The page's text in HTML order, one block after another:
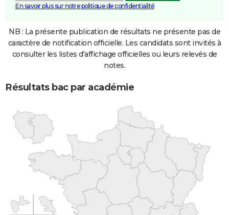
En savoir plus sur notre politique de confidentialité
NB : La présente publication de résultats ne présente pas de
caractère de notification officielle. Les candidats sont invités à
consulter les listes d'affichage officielles ou leurs relevés de
notes.
Résultats bac par académie